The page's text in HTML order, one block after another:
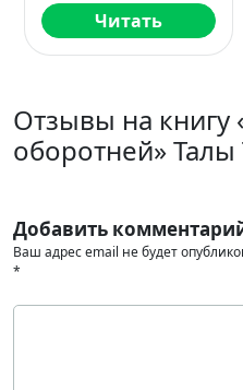
Читать
Отзывы на книгу
оборотней» Талы
Добавить
Ваш адрес email не будет
*